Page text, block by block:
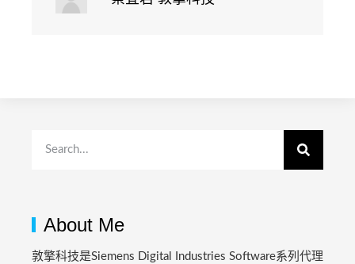
About Me
敦擎科技是Siemens Digital Industries Software系列代理